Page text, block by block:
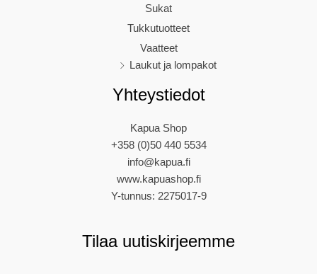
Sukat
Tukkutuotteet
Vaatteet
Laukut ja lompakot
Yhteystiedot
Kapua Shop
+358 (0)50 440 5534
info@kapua.fi
www.kapuashop.fi
Y-tunnus: 2275017-9
Tilaa uutiskirjeemme